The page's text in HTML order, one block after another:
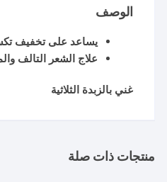
الوصف
يساعد على تخفيف
علاج الشعر التالف
غني بالزبدة الثلاثية
منتجات ذات صلة